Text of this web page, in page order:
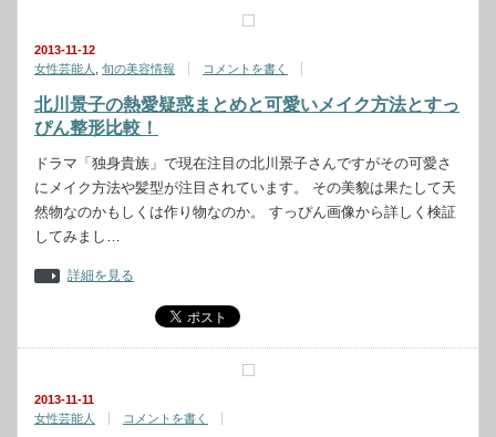
2013-11-12
女性芸能人
旬の美容情報 コメントを書く
北川景子の熱愛疑惑まとめと可愛いメイク方法とすっ
ぴん整形比較！
ドラマ「独身貴族」で現在注目の北川景子さんですがその可愛さ
にメイク方法や髪型が注目されています。 その美貌は果たして天
然物なのかもしくは作り物なのか。 すっぴん画像から詳しく検証
してみまし…
詳細を見る
2013-11-11
女性芸能人
コメントを書く